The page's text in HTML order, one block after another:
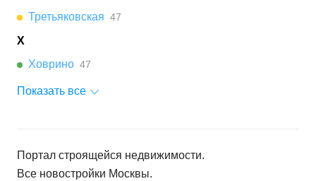
Третьяковская 47
Х
Ховрино 47
Показать все
Портал строящейся недвижимости.
Все новостройки Москвы.